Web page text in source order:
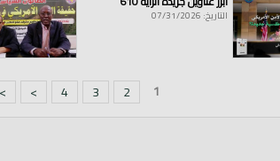
التاريخ: 07/31/2026
1
2
3
4
>